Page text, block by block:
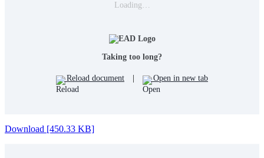
Loading…
Taking too long?
Reload document Open in new tab
Download [450.33 KB]